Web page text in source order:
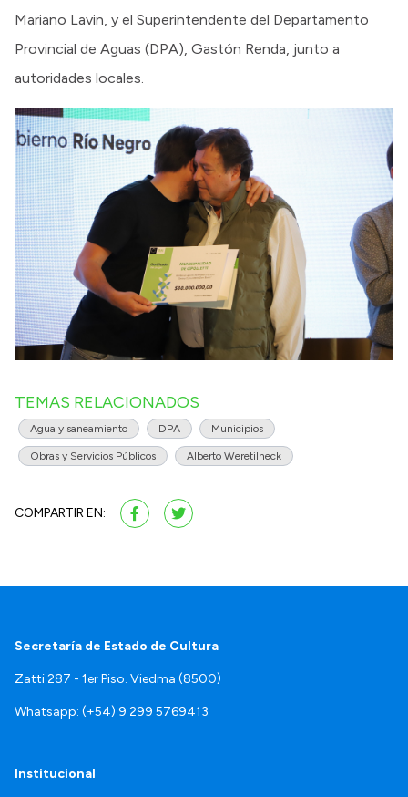
Mariano Lavin, y el Superintendente del Departamento
Provincial de Aguas (DPA), Gastón Renda, junto a
autoridades locales.
TEMAS RELACIONADOS
Agua y saneamiento DPA Municipios
Obras y Servicios Públicos Alberto Weretilneck
COMPARTIR EN:
Secretaría de Estado de Cultura
Zatti 287 - 1er Piso. Viedma (8500)
Whatsapp: (+54) 9 299 5769413
Institucional